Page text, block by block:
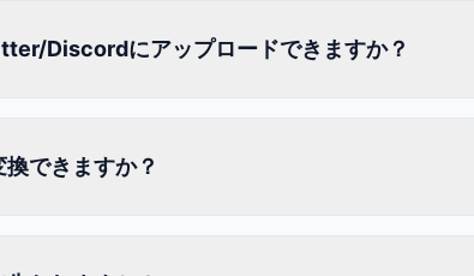
Discordにアップロードできますか？
できますか？